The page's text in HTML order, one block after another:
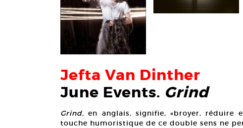
Jefta Van Dinther
June Events. Grind
Grind, en anglais, signifie, «broyer, réduire
touche humoristique de ce double sens ne